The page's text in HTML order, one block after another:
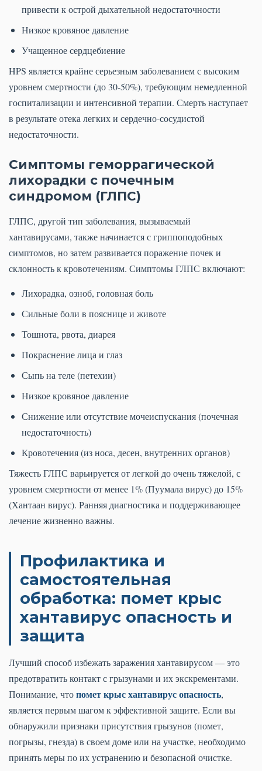
привести к острой дыхательной недостаточности
Низкое кровяное давление
Учащенное сердцебиение
HPS является крайне серьезным заболеванием с высоким
уровнем смертности (до 30-50%), требующим немедленной
госпитализации и интенсивной терапии. Смерть наступает
в результате отека легких и сердечно-сосудистой
недостаточности.
Симптомы геморрагической
лихорадки с почечным
синдромом (ГЛПС)
ГЛПС, другой тип заболевания, вызываемый
хантавирусами, также начинается с гриппоподобных
симптомов, но затем развивается поражение почек и
склонность к кровотечениям. Симптомы ГЛПС включают:
Лихорадка, озноб, головная боль
Сильные боли в пояснице и животе
Тошнота, рвота, диарея
Покраснение лица и глаз
Сыпь на теле (петехии)
Низкое кровяное давление
Снижение или отсутствие мочеиспускания (почечная
недостаточность)
Кровотечения (из носа, десен, внутренних органов)
Тяжесть ГЛПС варьируется от легкой до очень тяжелой, с
уровнем смертности от менее 1% (Пуумала вирус) до 15%
(Хантаан вирус). Ранняя диагностика и поддерживающее
лечение жизненно важны.
Профилактика и
самостоятельная
обработка: помет крыс
хантавирус опасность и
защита
Лучший способ избежать заражения хантавирусом — это
предотвратить контакт с грызунами и их экскрементами.
Понимание, чтопомет крыс хантавирус опасность,
является первым шагом к эффективной защите. Если вы
обнаружили признаки присутствия грызунов (помет,
погрызы, гнезда) в своем доме или на участке, необходимо
принять меры по их устранению и безопасной очистке.